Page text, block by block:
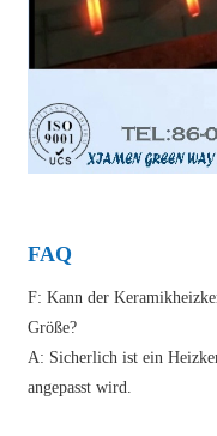
FAQ
F: Kann der
Größe?
A: Sicherlich ist ein
angepasst wird.